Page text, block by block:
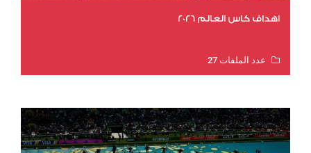
اهداف كاس العالم 2026
عدد الملفات 27